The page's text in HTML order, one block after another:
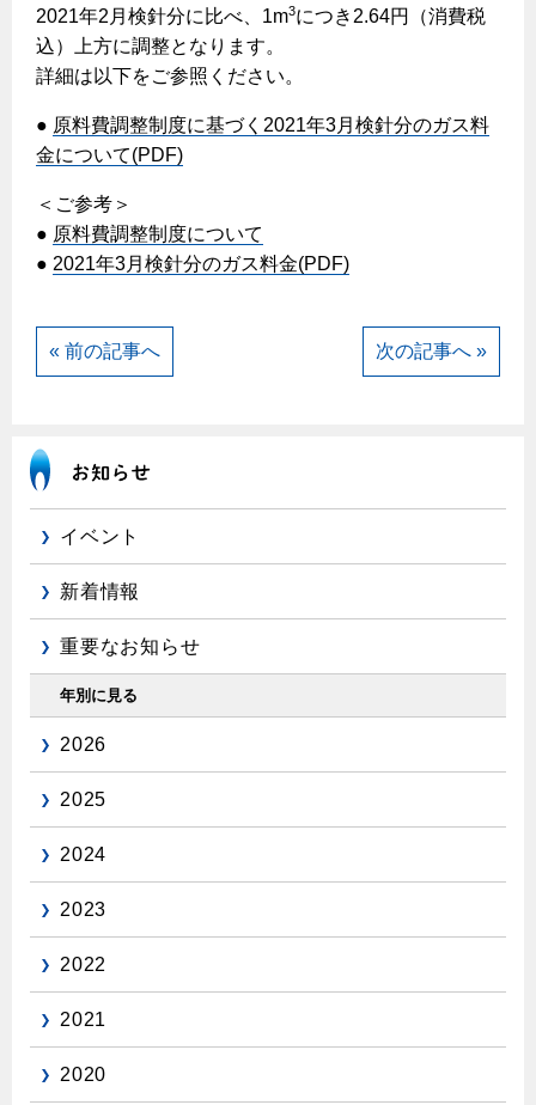
検針について
原料費調整制度について
こんなときは
ガスくさいとき・警報器が鳴ったとき
ガスが出ないとき
ガスメーターの復帰方法
地震のとき
ガス給湯器・風呂釜の凍結予防方法
ガス工事について
新しく都市ガスをご利用したい方へ
道路・敷地内で工事をされる皆さまへ
ガスを安全にお使いいただくために
古くなったガス管の交換のおすすめ
長期使用製品安全点検制度について
換気と給排気設備の注意点
冬季の注意
保安体制
経済性
ライフスタイルの変化に対応するエコジョーズ
ガス・電気併用住宅とオール電化住宅の比較
ライフステージ別に比較する
30代
40代～50代
プロパンガスから都市ガスへの切り替え
都市ガス切り替えのメリット
導入事例
都市ガス切り替え事例
レンジフード
レンジフード
オーブン・炊飯器
オーブン
炊飯器
警報器
エコジョーズ
浴室暖房乾燥機・脱衣室
ミストサウナ
リビング
ガスファンヒーター
リフォーム事例紹介
3つのあんしん宣言
スタッフ
リフォームの流れ
補助金について
都市ガスでんき 従量電灯Ｃ
都市ガスでんき 低圧電力
電気料金の計算について
ご請求とお支払い
約款
電気料金のシミュレーション
お申込み
よくあるご質問
食育活動について
エコ・クッキング
料理教室レンタル
お問合わせ・資料請求
2021年2月検針分に比べ、1m3につき2.64円（消費税
込）上方に調整となります。
詳細は以下をご参照ください。
● 原料費調整制度に基づく2021年3月検針分のガス料
金について(PDF)
＜ご参考＞
● 原料費調整制度について
● 2021年3月検針分のガス料金(PDF)
« 前の記事へ 次の記事へ »
イベント
新着情報
重要なお知らせ
年別に見る
2026
2025
2024
2023
2022
2021
2020